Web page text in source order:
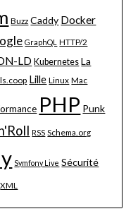
Buzz Caddy Docker
GraphQL HTTP/2
LD Kubernetes La
Lille Linux Mac
PHP Punk
RSS Schema.org
Symfony Live Sécurité
XML